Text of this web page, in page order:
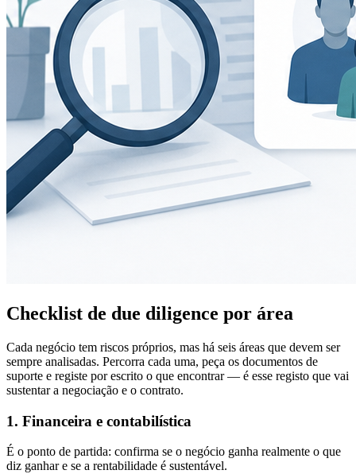
Checklist de due diligence por área
Cada negócio tem riscos próprios, mas há seis áreas que devem ser
sempre analisadas. Percorra cada uma, peça os documentos de
suporte e registe por escrito o que encontrar — é esse registo que vai
sustentar a negociação e o contrato.
1. Financeira e contabilística
É o ponto de partida: confirma se o negócio ganha realmente o que
diz ganhar e se a rentabilidade é sustentável.